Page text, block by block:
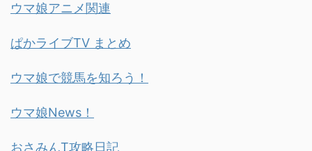
ウマ娘アニメ関連
ぱかライブTV まとめ
ウマ娘で競馬を知ろう！
ウマ娘News！
おさみんT攻略日記